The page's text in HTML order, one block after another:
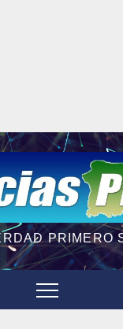
PRIMERO